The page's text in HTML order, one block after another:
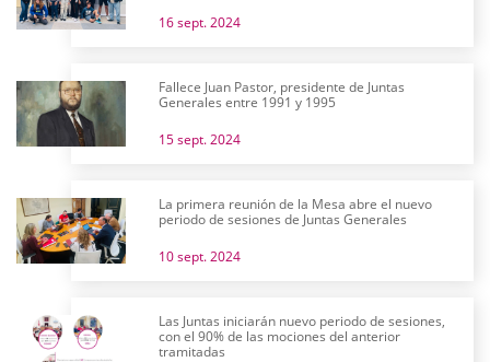
16 sept. 2024
Fallece Juan Pastor, presidente de Juntas
Generales entre 1991 y 1995
15 sept. 2024
La primera reunión de la Mesa abre el nuevo
periodo de sesiones de Juntas Generales
10 sept. 2024
Las Juntas iniciarán nuevo periodo de sesiones,
con el 90% de las mociones del anterior
tramitadas